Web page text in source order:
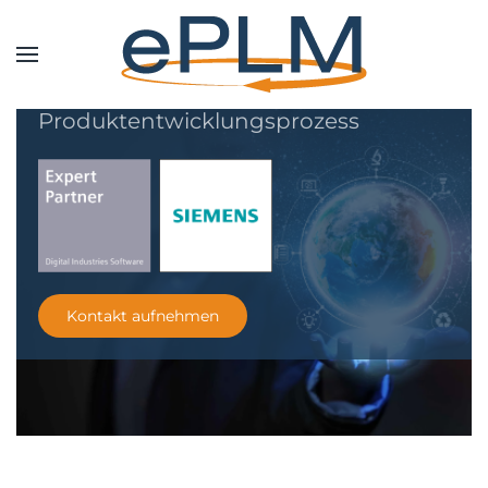
ePLM AG
Ihre Experten für Alles rund um Ihren
Produktentwicklungsprozess
Kontakt aufnehmen